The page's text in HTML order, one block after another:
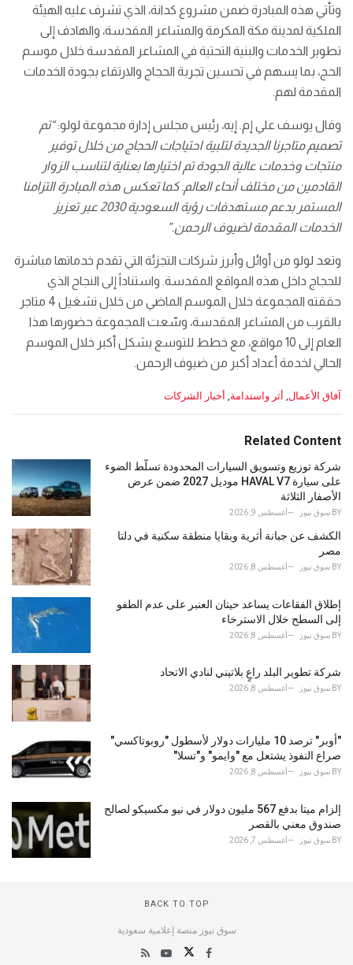
وتأتي هذه المبادرة ضمن مشروع كدانة، الذي تشرف عليه الهيئة
الملكية لمدينة مكة المكرمة والمشاعر المقدسة، والهادف إلى
تطوير الخدمات والبنية التحتية في المشاعر المقدسة خلال موسم
الحج، بما يسهم في تحسين تجربة الحجاج والارتقاء بجودة الخدمات
المقدمة لهم.
وقال يوسف علي إم. إيه، رئيس مجلس إدارة مجموعة لولو:“تم
تصميم متاجرنا الجديدة لتلبية احتياجات الحجاج من خلال توفير
منتجات وخدمات عالية الجودة تم اختيارها بعناية لتناسب الزوار
القادمين من مختلف أنحاء العالم. كما تعكس هذه المبادرة التزامنا
المستمر بدعم مستهدفات رؤية السعودية 2030 عبر تعزيز
الخدمات المقدمة لضيوف الرحمن.”
وتعد لولو من أوائل وأبرز شركات التجزئة التي تقدم خدماتها مباشرة
للحجاج داخل هذه المواقع المقدسة. واستناداً إلى النجاح الذي
حققته المجموعة خلال الموسم الماضي من خلال تشغيل 4 متاجر
بالقرب من المشاعر المقدسة، وسّعت المجموعة حضورها هذا
العام إلى 10 مواقع، مع خطط للتوسع بشكل أكبر خلال الموسم
الحالي لخدمة أعداد أكبر من ضيوف الرحمن.
C
e
o
r
i
e
آفاق الأعمال أثر واستدامة أخبار الشركات
Related Content
شركة توزيع وتسويق السيارات المحدودة تسلّط الضوء
على سيارة HAVAL V7 موديل 2027 ضمن عرض
الأصفار الثلاثة
BY سوق نيوز أغسطس 9, 2026
الكشف عن جبانة أثرية وبقايا منطقة سكنية في دلتا
مصر
BY سوق نيوز أغسطس 8, 2026
إطلاق الفقاعات يساعد حيتان العنبر على عدم الطفو
إلى السطح خلال الاسترخاء
BY سوق نيوز أغسطس 8, 2026
شركة تطوير البلد راعٍ بلاتيني لنادي الاتحاد
BY سوق نيوز أغسطس 8, 2026
"أوبر" ترصد 10 مليارات دولار لأسطول "روبوتاكسي"
صراع النفوذ يشتعل مع "وايمو" و"تسلا"
BY سوق نيوز أغسطس 8, 2026
إلزام ميتا بدفع 567 مليون دولار في نيو مكسيكو لصالح
صندوق معني بالقصر
BY سوق نيوز أغسطس 7, 2026
BACK TO TOP
سوق نيوز منصة إعلامية سعودية